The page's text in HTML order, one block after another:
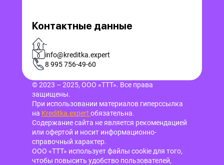
Контактные данные
-
info@kreditka.expert
8 995 756-49-60
© 2023 – 2025, ООО «ТТТ». Все права
защищены.
При использовании материалов гиперссылка
на Kreditka.expert обязательна.
Содержание сайта не является рекомендацией
или офертой и носит информационно-
справочный характер.
ООО «ТТТ» использует файлы cookie для того,
чтобы повысить удобство пользователей,